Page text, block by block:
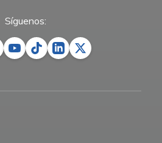
Síguenos: